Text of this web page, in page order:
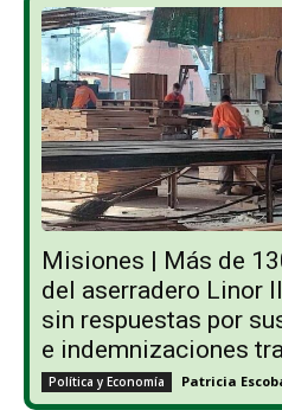
Misiones | Más de
del aserradero Linor
sin respuestas por
e indemnizaciones
Política y Economía Patricia